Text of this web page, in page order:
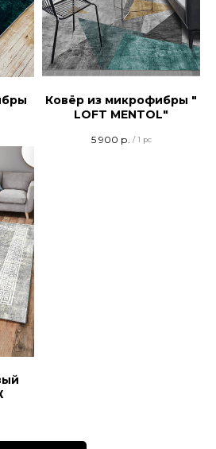
Ковёр из микрофибры "
LOFT MENTOL"
5 900 р. / 1 pc